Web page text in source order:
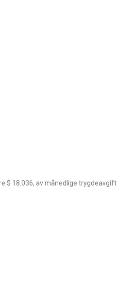
$ 18.036, av månedlige trygdeavgift